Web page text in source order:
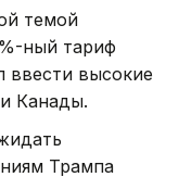
темой
ный тариф
ввести высокие
Канады.
Трампа